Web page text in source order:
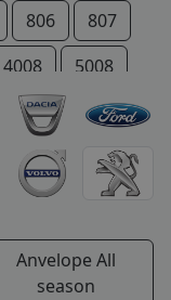
806
807
4008
5008
Expert
Rifter
Anvelope All
season